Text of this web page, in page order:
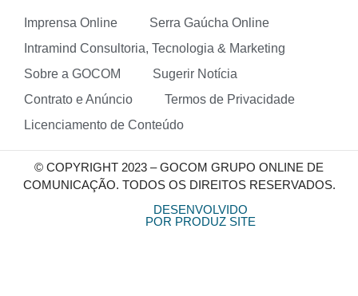
Imprensa Online
Serra Gaúcha Online
Intramind Consultoria, Tecnologia & Marketing
Sobre a GOCOM
Sugerir Notícia
Contrato e Anúncio
Termos de Privacidade
Licenciamento de Conteúdo
© COPYRIGHT 2023 – GOCOM GRUPO ONLINE DE
COMUNICAÇÃO. TODOS OS DIREITOS RESERVADOS.
DESENVOLVIDO
POR PRODUZ SITE